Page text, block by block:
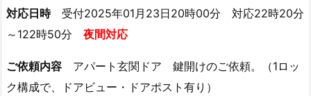
2.
4.
勢
崎
対応日時受付2025年01月23日20時00分 対応22時20分
～122時50分 夜間対応
ご依頼内容 アパート玄関ドア 鍵開けのご依頼。（1ロッ
ク構成で、ドアビュー・ドアポスト有り）